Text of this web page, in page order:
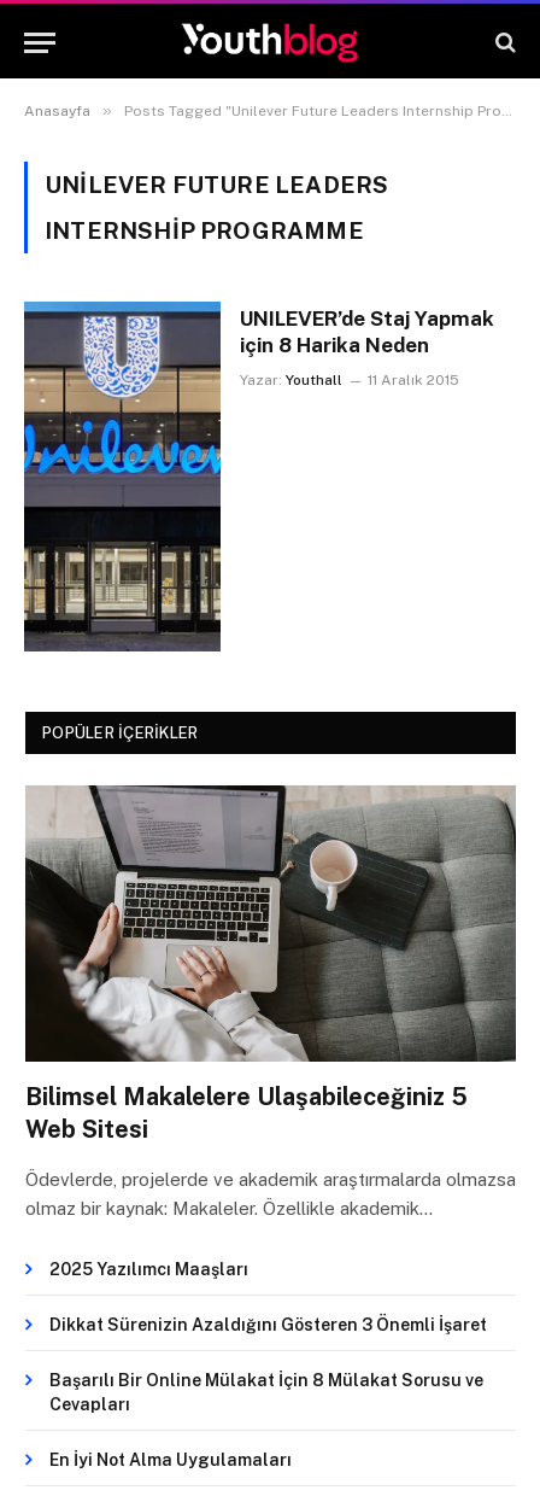
Anasayfa » Posts Tagged "Unilever Future Leaders Internship Programme"
UNILEVER FUTURE LEADERS
INTERNSHIP PROGRAMME
UNILEVER’de Staj Yapmak
için 8 Harika Neden
Yazar: Youthall 11 Aralık 2015
POPÜLER İÇERIKLER
Bilimsel Makalelere Ulaşabileceğiniz 5
Web Sitesi
Ödevlerde, projelerde ve akademik araştırmalarda olmazsa
olmaz bir kaynak: Makaleler. Özellikle akademik…
2025 Yazılımcı Maaşları
Dikkat Sürenizin Azaldığını Gösteren 3 Önemli İşaret
Başarılı Bir Online Mülakat İçin 8 Mülakat Sorusu ve
Cevapları
En İyi Not Alma Uygulamaları